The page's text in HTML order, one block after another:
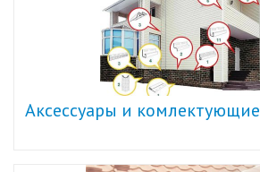
Аксессуары и комлектующие